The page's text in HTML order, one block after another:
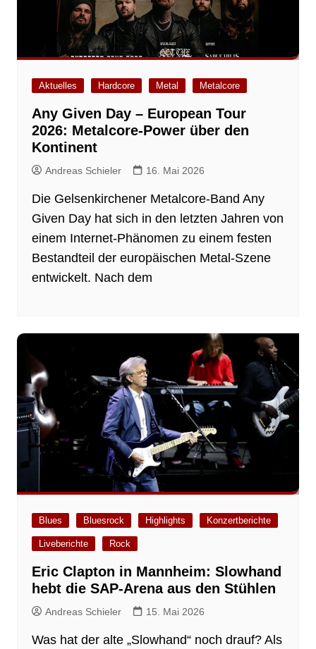
Aktuelles Hardcore Metal Metalcore
Any Given Day – European Tour
2026: Metalcore‑Power über den
Kontinent
Andreas Schieler 16. Mai 2026
Die Gelsenkirchener Metalcore‑Band Any
Given Day hat sich in den letzten Jahren von
einem Internet‑Phänomen zu einem festen
Bestandteil der europäischen Metal‑Szene
entwickelt. Nach dem
Blues Bluesrock Highlights Konzertberichte
Liveberichte Rock
Eric Clapton in Mannheim: Slowhand
hebt die SAP-Arena aus den Stühlen
Andreas Schieler 15. Mai 2026
Was hat der alte „Slowhand“ noch drauf? Als